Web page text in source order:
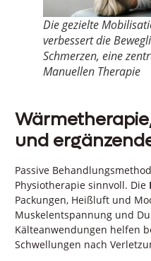
Die gezielte
verbessert die
Schmerzen, eine
Manuellen Therapie
und
Passive
Physiotherapie sinnvoll. Die
Packungen, Heißluft und
Muskelentspannung und
Kälteanwendungen helfen
Schwellungen nach